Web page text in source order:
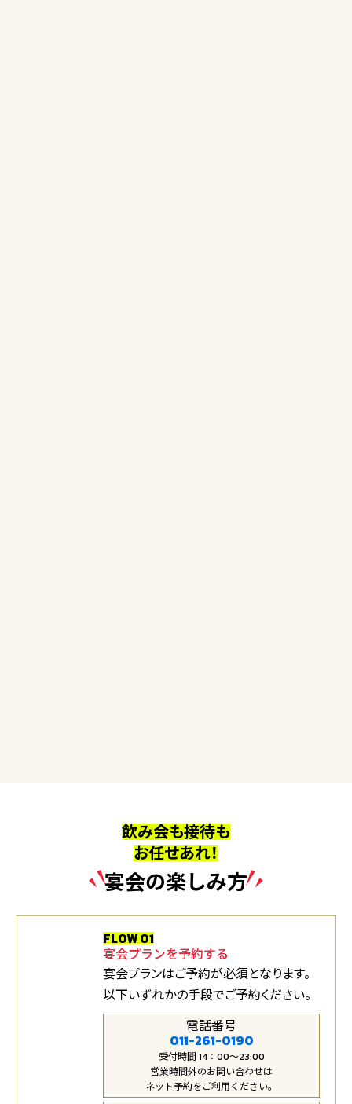
飲み会も接待も
お任せあれ！
宴会の楽しみ方
FLOW 01
宴会プランを予約する
宴会プランはご予約が必須となります。
以下いずれかの手段でご予約ください。
電話番号
011-261-0190
受付時間 14：00～23:00
営業時間外のお問い合わせは
ネット予約をご利用ください。